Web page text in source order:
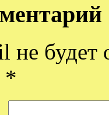
не будет
*